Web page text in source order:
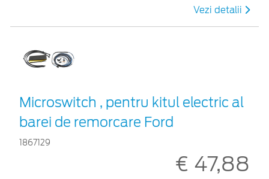
Vezi detalii
Microswitch , pentru kitul electric al
barei de remorcare Ford
1867129
€ 47,88